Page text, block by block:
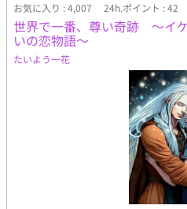
お気に入り : 4,007 24h.ポイント : 42
世界で一番、尊い奇跡 ～イ
いの恋物語～
たいよう一花